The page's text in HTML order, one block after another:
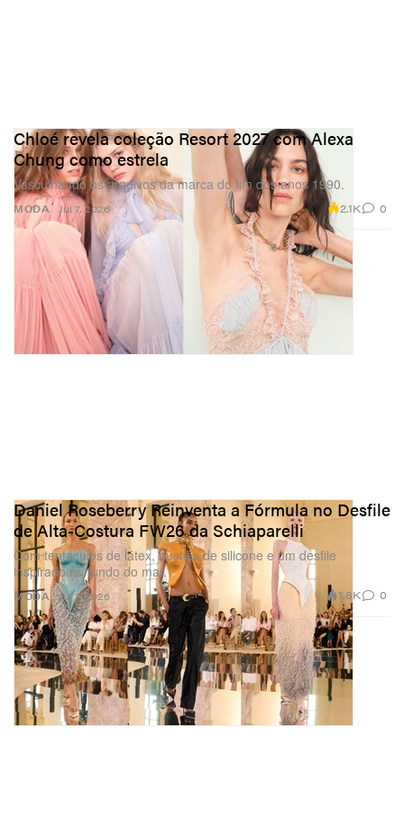
MODA
Chloé revela coleção Resort 2027 com Alexa
Chung como estrela
Vasculhando os arquivos da marca do fim dos anos 1990.
Jul 7, 2026 2.1K 0
MODA
Daniel Roseberry Reinventa a Fórmula no Desfile
de Alta-Costura FW26 da Schiaparelli
Com tentáculos de látex, bustiês de silicone e um desfile
inspirado no fundo do mar.
Jul 7, 2026 1.8K 0